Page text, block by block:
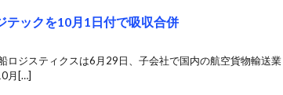
テックを10月1日付で吸収合併
ロジスティクスは6月29日、子会社で国内の航空貨物輸送業
月[…]